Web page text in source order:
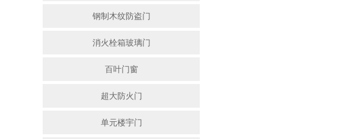
钢制木纹防盗门
消火栓箱玻璃门
百叶门窗
超大防火门
单元楼宇门